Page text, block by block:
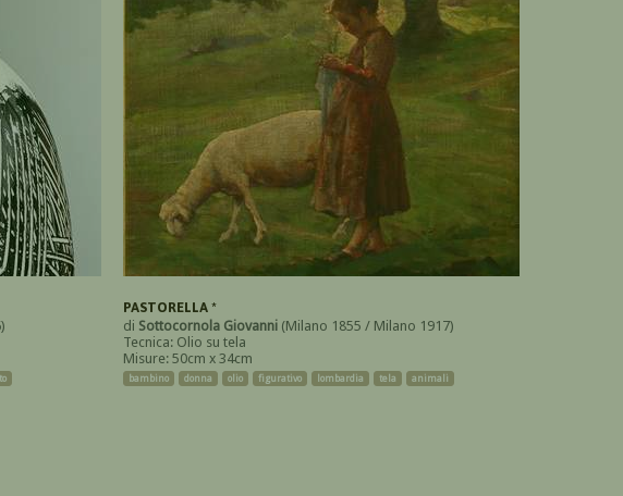
PASTORELLA *
di Sottocornola Giovanni (Milano 1855 / Milano 1917)
Tecnica: Olio su tela
Misure: 50cm x 34cm
bambino donna olio figurativo lombardia tela animali